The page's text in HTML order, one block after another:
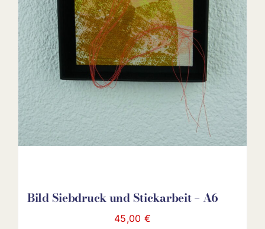
Bild Siebdruck und Stickarbeit – A6
45,00 €